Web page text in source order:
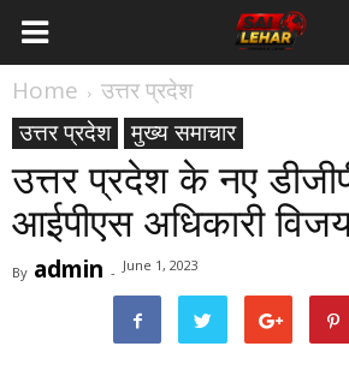
Home
उत्तर प्रदेश
उत्तर प्रदेश
मुख्य समाचार
उत्तर प्रदेश के नए
आईपीएस अधिकारी
By admin - June 1, 2023